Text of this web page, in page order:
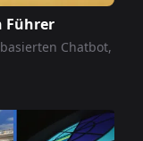
Führer
Chatbot,